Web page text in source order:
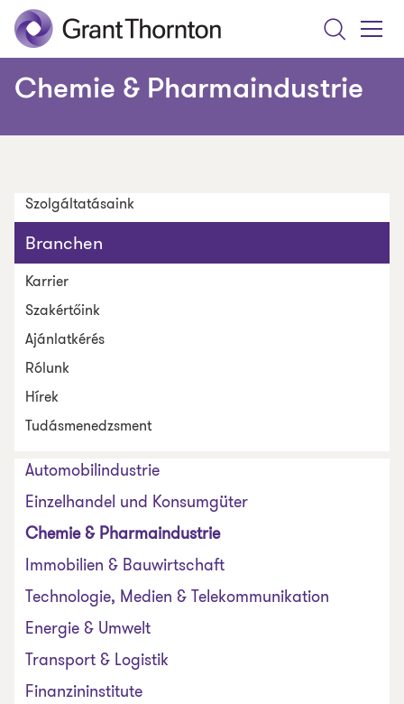
Search
Menu
Chemie & Pharmaindustrie
Szolgáltatásaink
Branchen
Karrier
Szakértőink
Ajánlatkérés
Rólunk
Hírek
Tudásmenedzsment
Automobilindustrie
Einzelhandel und Konsumgüter
Chemie & Pharmaindustrie
Immobilien & Bauwirtschaft
Technologie, Medien & Telekommunikation
Energie & Umwelt
Transport & Logistik
Finanzininstitute